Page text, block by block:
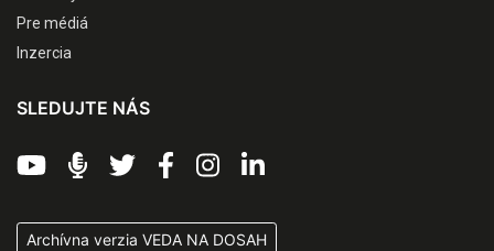
Pre médiá
Inzercia
SLEDUJTE NÁS
Archívna verzia VEDA NA DOSAH